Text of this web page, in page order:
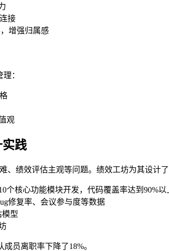
接
增强归属感
：
观
践
绩效评估主观等问题。绩效工坊为其设计
个核心功能模块开发，代码覆盖率达到90%以
修复率、会议参与度等数据
模型
员离职率下降了18%。